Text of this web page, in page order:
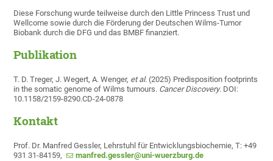
Diese Forschung wurde teilweise durch den Little Princess Trust und
Wellcome sowie durch die Förderung der Deutschen Wilms-Tumor
Biobank durch die DFG und das BMBF finanziert.
Publikation
T. D. Treger, J. Wegert, A. Wenger, et al. (2025) Predisposition footprints
in the somatic genome of Wilms tumours. Cancer Discovery. DOI:
10.1158/2159-8290.CD-24-0878
Kontakt
Prof. Dr. Manfred Gessler, Lehrstuhl für Entwicklungsbiochemie, T: +49
931 31-84159,
manfred.gessler@uni-wuerzburg.de